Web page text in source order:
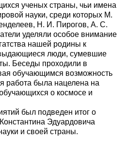
ученых страны, чьи имена
науки, среди которых М.
Н. И. Пирогов, А. С.
уделяли особое внимание
нашей родины к
люди, сумевшие
Беседы проходили в
обучающимся возможность
работа была нацелена на
о космосе и
был подведен итог о
Эдуардовича
и своей страны.